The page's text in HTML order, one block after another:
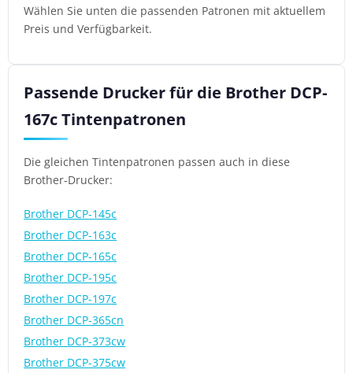
Wählen Sie unten die passenden Patronen mit aktuellem
Preis und Verfügbarkeit.
Passende Drucker für die Brother DCP-
167c Tintenpatronen
Die gleichen Tintenpatronen passen auch in diese
Brother-Drucker:
Brother DCP-145c
Brother DCP-163c
Brother DCP-165c
Brother DCP-195c
Brother DCP-197c
Brother DCP-365cn
Brother DCP-373cw
Brother DCP-375cw